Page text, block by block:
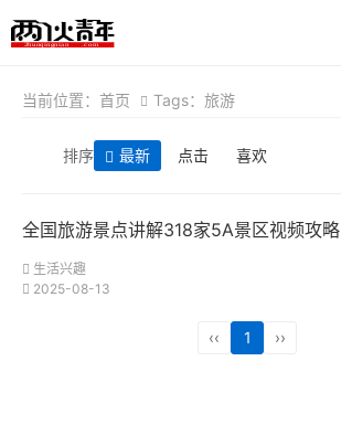
当前位置： 首页 Tags：旅游
排序 最新 点击 喜欢
全国旅游景点讲解318家5A景区视频攻略
生活兴趣
2025-08-13
‹‹ 1 ››